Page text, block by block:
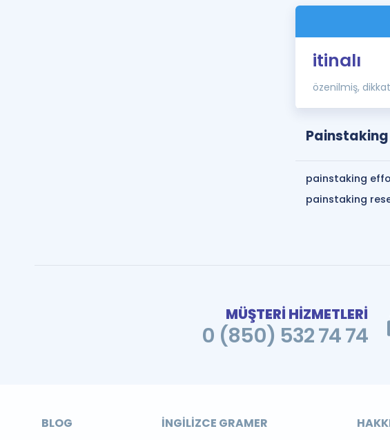
itinalı
özenilmiş,
painstaking
painstaking
MÜŞTERİ HİZMETLERİ
0 (850) 532 74 74
BLOG İNGILIZCE GRAMER